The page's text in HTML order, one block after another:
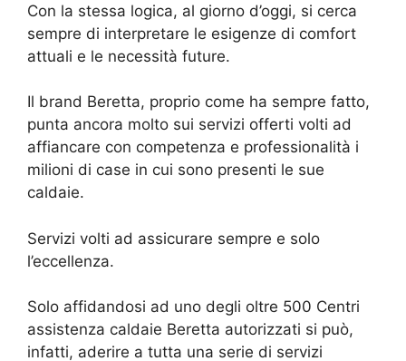
Con la stessa logica, al giorno d’oggi, si cerca
sempre di interpretare le esigenze di comfort
attuali e le necessità future.
Il brand Beretta, proprio come ha sempre fatto,
punta ancora molto sui servizi offerti volti ad
affiancare con competenza e professionalità i
milioni di case in cui sono presenti le sue
caldaie.
Servizi volti ad assicurare sempre e solo
l’eccellenza.
Solo affidandosi ad uno degli oltre 500 Centri
assistenza caldaie Beretta autorizzati si può,
infatti, aderire a tutta una serie di servizi